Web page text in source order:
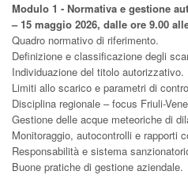
Modulo 1 - Normativa e gestione
– 15 maggio 2026, dalle ore 9.00
Quadro normativo di riferimento.
Definizione e classificazione degli
Individuazione del titolo autorizzativo.
Limiti allo scarico e parametri di
Disciplina regionale – focus Friuli-
Gestione delle acque meteoriche di
Monitoraggio, autocontrolli e rapporti
Responsabilità e sistema
Buone pratiche di gestione aziendale.